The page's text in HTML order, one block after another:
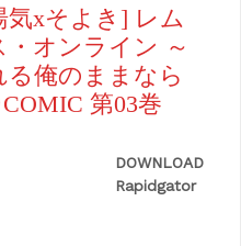
気xそよき] レム
オンライン ～
俺のままなら
第03巻
DOWNLOAD
Rapidgator